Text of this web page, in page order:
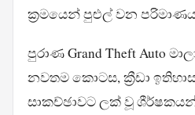
ක්‍රමයෙන් පුළුල් වන
පුරාණ Grand Theft Auto
නවතම කොටස, ක්‍රීඩා
සාකච්ඡාවට ලක් වූ